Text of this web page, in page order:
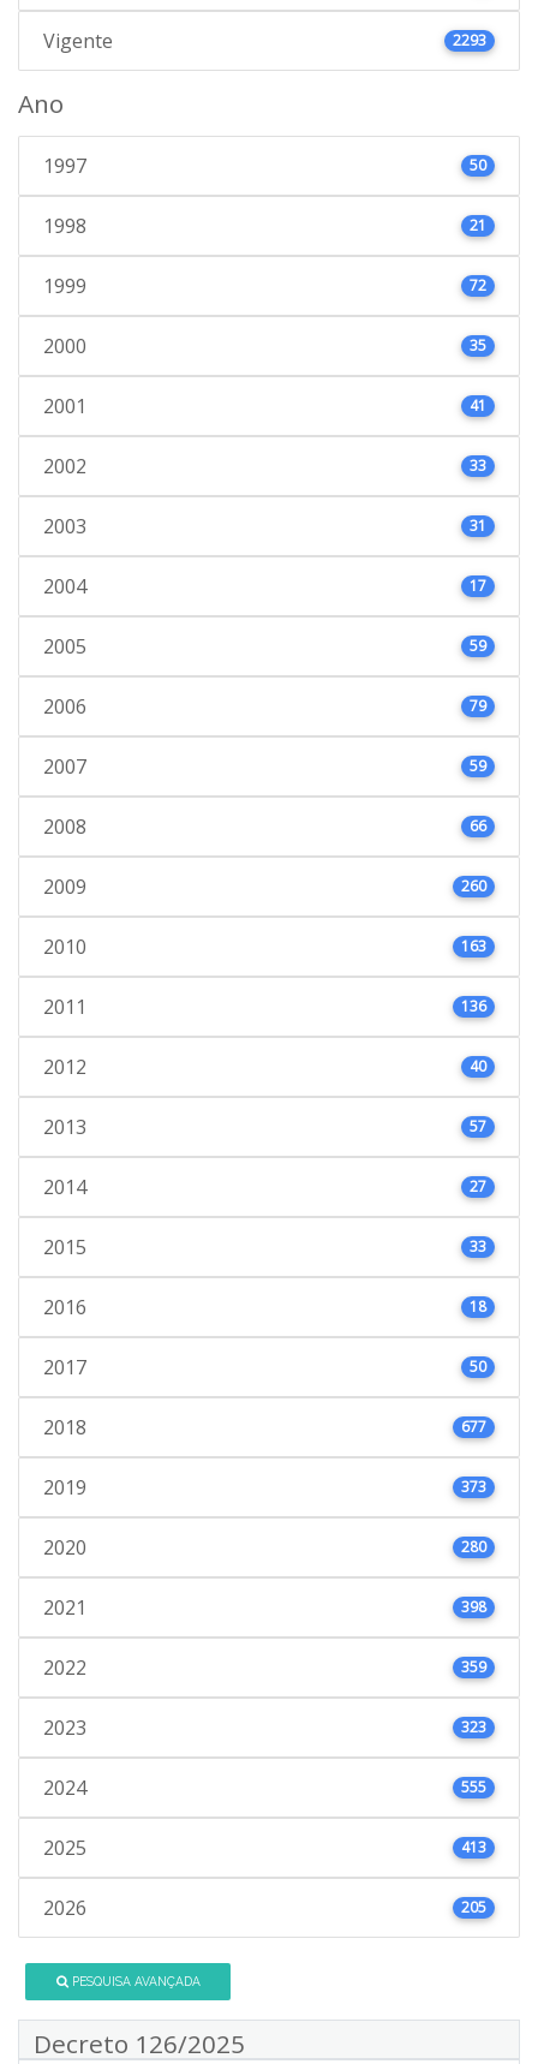
Vigente 2293
Ano
1997 50
1998 21
1999 72
2000 35
2001 41
2002 33
2003 31
2004 17
2005 59
2006 79
2007 59
2008 66
2009 260
2010 163
2011 136
2012 40
2013 57
2014 27
2015 33
2016 18
2017 50
2018 677
2019 373
2020 280
2021 398
2022 359
2023 323
2024 555
2025 413
2026 205
PESQUISA AVANÇADA
Decreto 126/2025